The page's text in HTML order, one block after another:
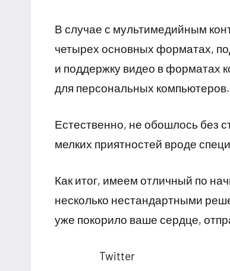
В случае с мультимедийным
четырех основных форматах,
и поддержку видео в форматах
для персональных компьютеров.
Естественно, не обошлось без
мелких приятностей вроде
Как итог, имеем отличный по
несколько нестандартными
уже покорило ваше сердце,
Twitter